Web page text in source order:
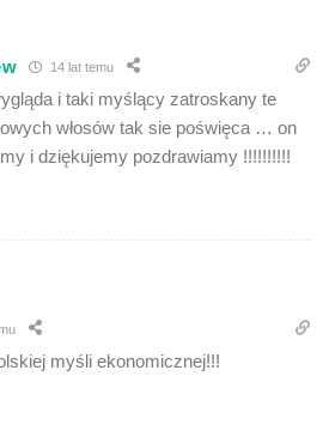
14 lat temu
i taki myślący zatroskany te
włosów tak sie poświęca … on
i dziękujemy pozdrawiamy !!!!!!!!!!
myśli ekonomicznej!!!